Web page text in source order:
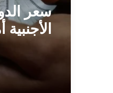
سعر
الاثنين